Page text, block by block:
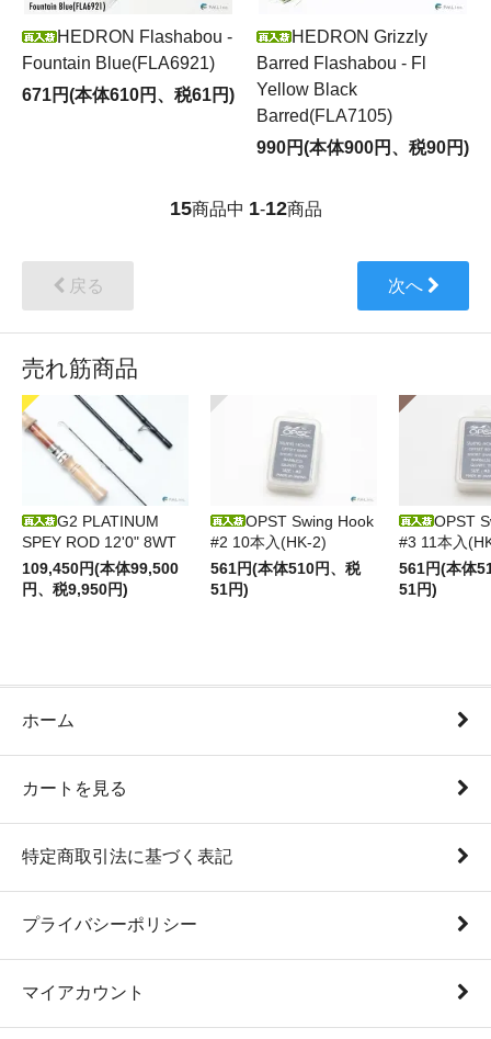
HEDRON Flashabou -
Fountain Blue(FLA6921)
671円(本体610円、税61円)
HEDRON Grizzly
Barred Flashabou - Fl
Yellow Black
Barred(FLA7105)
990円(本体900円、税90円)
15商品中 1-12商品
戻る 次へ
売れ筋商品
G2 PLATINUM
SPEY ROD 12'0" 8WT
109,450円(本体99,500
円、税9,950円)
OPST Swing Hook
#2 10本入(HK-2)
561円(本体510円、税
51円)
OPST
#3 11本入
561円(本体
51円)
ホーム
カートを見る
特定商取引法に基づく表記
プライバシーポリシー
マイアカウント